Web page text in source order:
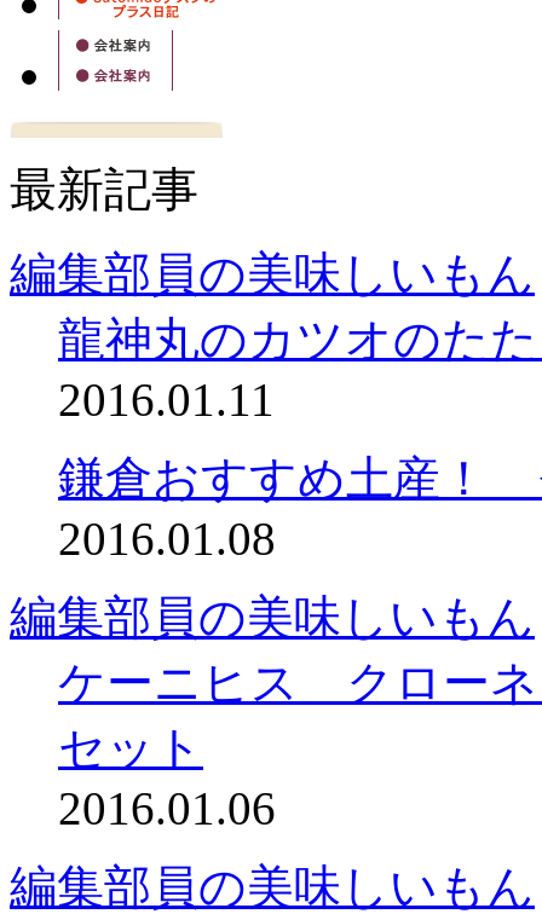
最新記事
編集部員の美味しいもん
龍神丸のカツオのた
2016.01.11
鎌倉おすすめ土産！
2016.01.08
編集部員の美味しいもん
ケーニヒス クロー
セット
2016.01.06
編集部員の美味しいもん